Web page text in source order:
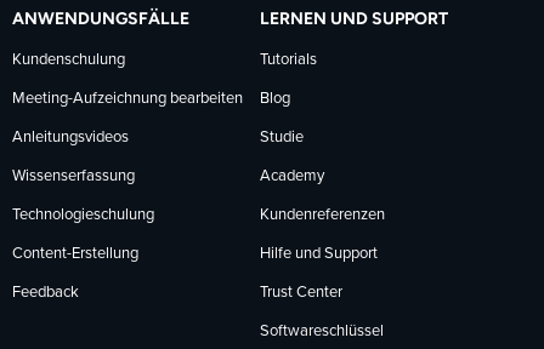
ANWENDUNGSFÄLLE
Kundenschulung
Meeting-Aufzeichnung bearbeiten
Anleitungsvideos
Wissenserfassung
Technologieschulung
Content-Erstellung
Feedback
LERNEN UND SUPPORT
Tutorials
Blog
Studie
Academy
Kundenreferenzen
Hilfe und Support
Trust Center
Softwareschlüssel